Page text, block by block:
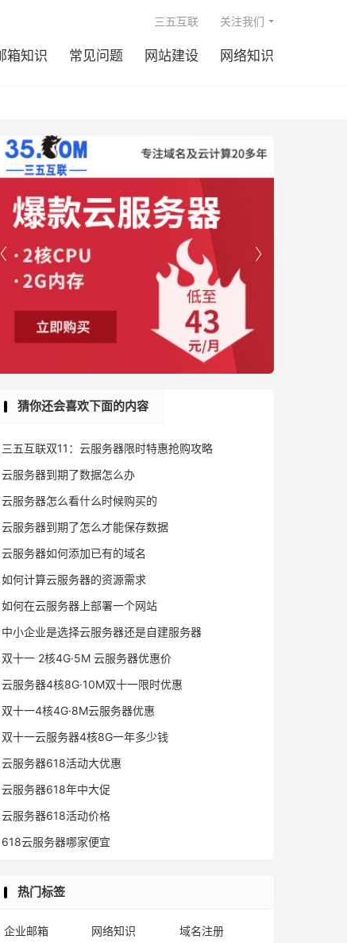
箱知识 常见问题 网站建设 网络知识
三五互联 关注我们


猜你还会喜欢下面的内容
三五互联双11：云服务器限时特惠抢购攻略
云服务器到期了数据怎么办
云服务器怎么看什么时候购买的
云服务器到期了怎么才能保存数据
云服务器如何添加已有的域名
如何计算云服务器的资源需求
如何在云服务器上部署一个网站
中小企业是选择云服务器还是自建服务器
双十一 2核4G·5M 云服务器优惠价
云服务器4核8G·10M双十一限时优惠
双十一4核4G·8M云服务器优惠
双十一云服务器4核8G一年多少钱
云服务器618活动大优惠
云服务器618年中大促
云服务器618活动价格
618云服务器哪家便宜
热门标签
企业邮箱 网络知识
域名注册